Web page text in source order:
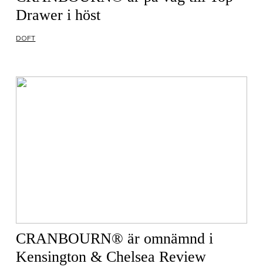
Drawer i höst
DOFT
CRANBOURN® är omnämnd i
Kensington & Chelsea Review